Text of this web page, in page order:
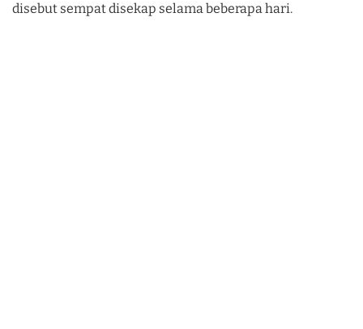
disebut sempat disekap selama beberapa hari.